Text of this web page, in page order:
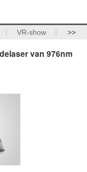
VR-show >>
van 976nm